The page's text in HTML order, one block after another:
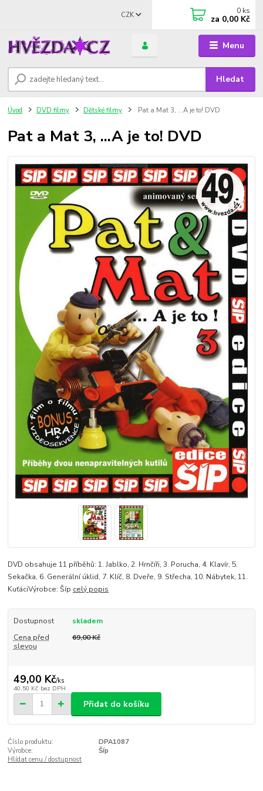
Menu
CZK
Hledat
0 ks
za 0,00 Kč
Úvod DVD filmy Dětské filmy Pat a Mat 3, ...A je to! DVD
Pat a Mat 3, ...A je to! DVD
DVD obsahuje 11 příběhů: 1. Jablko, 2. Hrnčíři, 3. Porucha, 4. Klavír, 5.
Sekačka, 6. Generální úklid, 7. Klíč, 8. Dveře, 9. Střecha, 10. Nábytek, 11.
KuťáciVýrobce: Šíp celý popis
Dostupnost
skladem
Cena před
slevou
69,00 Kč
49,00 Kč/ks
40,50 Kč bez DPH
Přidat do košíku
Číslo produktu:
DPA1087
Výrobce:
Šíp
Hlídat cenu / dostupnost